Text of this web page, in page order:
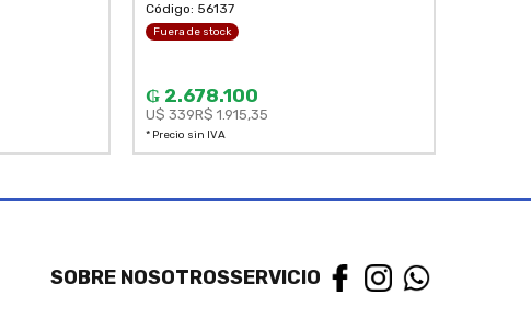
Código: 56137
Fuera de stock
₲ 2.678.100
U$ 339R$ 1.915,35
* Precio sin IVA
SOBRE NOSOTROSSERVICIO